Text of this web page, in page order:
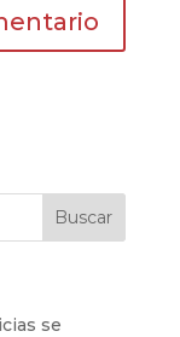
se